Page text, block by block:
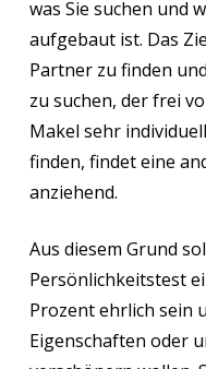
was Sie suchen und
aufgebaut ist. Das
Partner zu finden
zu suchen, der frei
Makel sehr
finden, findet eine
anziehend.
Aus diesem Grund
Persönlichkeitstest
Prozent ehrlich sein
Eigenschaften oder